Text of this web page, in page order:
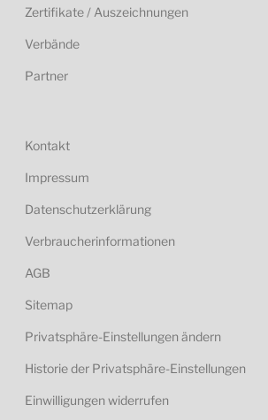
Zertifikate / Auszeichnungen
Verbände
Partner
Kontakt
Impressum
Datenschutzerklärung
Verbraucherinformationen
AGB
Sitemap
Privatsphäre-Einstellungen ändern
Historie der Privatsphäre-Einstellungen
Einwilligungen widerrufen